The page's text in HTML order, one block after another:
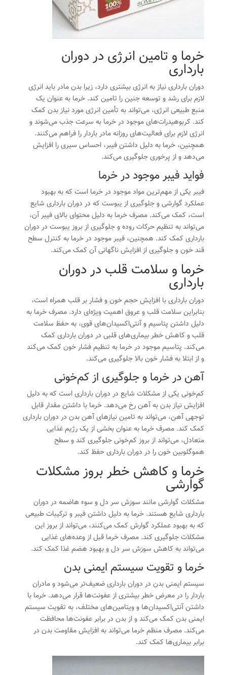
خرما و تامین انرژی در دوران
بارداری
دوران بارداری نیاز به انرژی بیشتری دارد، زیرا بدن مادر باید انرژی
لازم برای رشد و توسعه جنین را تامین کند. خرما به عنوان یک
منبع طبیعی انرژی، می‌تواند به تأمین انرژی مورد نیاز بدن کمک
کند. کربوهیدرات‌های موجود در خرما به سرعت جذب می‌شوند و
انرژی لازم برای فعالیت‌های روزانه مادر باردار را فراهم می‌کنند.
همچنین، خرما به دلیل داشتن فیبر، احساس سیری را افزایش
می‌دهد و از پرخوری جلوگیری می‌کند.
فواید فیبر موجود در خرما
فیبر یکی از مهم‌ترین مواد موجود درخرما است که به بهبود
عملکرد گوارشی و جلوگیری از یبوست که در دوران بارداری شایع
است، کمک می‌کند. مصرف خرما به دلیل محتوای بالای فیبر آن،
می‌تواند به تنظیم حرکات روده و جلوگیری از بروز یبوست در دوران
بارداری کمک کند. همچنین، فیبر موجود در خرما به کنترل سطح
قند خون و جلوگیری از افزایش ناگهانی آن کمک می‌کند.
خرما و سلامت قلب در دوران
بارداری
دوران بارداری با افزایش حجم خون و فشار بر قلب همراه است،
بنابراین سلامت قلب و عروق اهمیت ویژه‌ای دارد. مصرف خرما به
دلیل داشتن پتاسیم و آنتی‌اکسیدان‌های قوی، به حفظ سلامت
قلب و کاهش خطر بیماری‌های قلبی در دوران بارداری کمک
می‌کند. پتاسیم موجود در خرما به تنظیم فشار خون کمک می‌کند
و از ابتلا به فشار خون بالا جلوگیری می‌کند.
آهن در خرما و جلوگیری از کم‌خونی
کم‌خونی یکی از مشکلات شایع در دوران بارداری است که به دلیل
افزایش نیاز بدن به آهن رخ می‌دهد. خرما با داشتن مقدار قابل
توجهی آهن، می‌تواند به تامین نیازهای آهن بدن در دوران بارداری
کمک کند. مصرف خرما به عنوان بخشی از یک رژیم غذایی
متعادل، می‌تواند از بروز کم‌خونی جلوگیری کند و سطح
هموگلوبین خون را در دوران بارداری حفظ کند.
خرما و کاهش خطر بروز مشکلات
گوارشی
مشکلات گوارشی مانند سوزش سر دل و سوء هاضمه در دوران
بارداری شایع هستند. خرما به دلیل داشتن فیبر و ترکیبات طبیعی
که به بهبود عملکرد گوارش کمک می‌کنند، می‌تواند از بروز این
مشکلات جلوگیری کند. مصرف خرما قبل از وعده‌های غذایی
می‌تواند به کاهش سوزش سر دل و بهبود هضم غذا کمک کند.
خرما و تقویت سیستم ایمنی بدن
سیستم ایمنی بدن در دوران بارداری ضعیف‌تر می‌شود و مادران
باردار را در معرض خطر بیشتری از عفونت‌ها قرار می‌دهد. خرما با
داشتن آنتی‌اکسیدان‌ها و ویتامین‌های مختلف، به تقویت سیستم
ایمنی بدن کمک می‌کند و از بدن در برابر عفونت‌ها محافظت
می‌کند. مصرف منظم خرما می‌تواند به افزایش مقاومت بدن در
برابر بیماری‌ها کمک کند.